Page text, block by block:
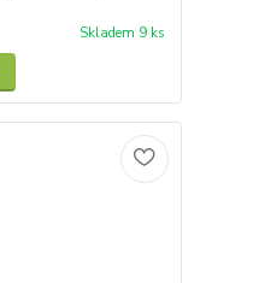
Skladem 9 ks